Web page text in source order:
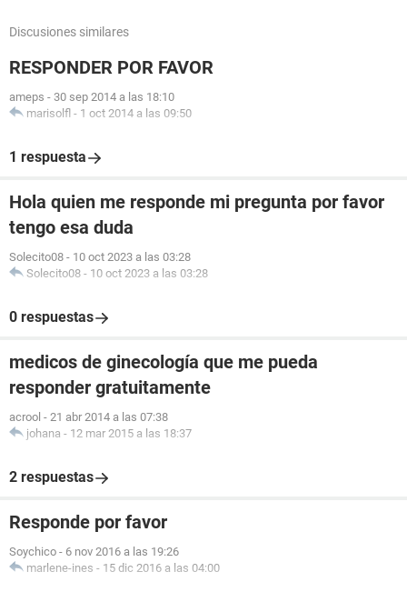
Discusiones similares
RESPONDER POR FAVOR
ameps - 30 sep 2014 a las 18:10
marisolfl - 1 oct 2014 a las 09:50
1 respuesta
Hola quien me responde mi pregunta por favor
tengo esa duda
Solecito08 - 10 oct 2023 a las 03:28
Solecito08 - 10 oct 2023 a las 03:28
0 respuestas
medicos de ginecología que me pueda
responder gratuitamente
acrool - 21 abr 2014 a las 07:38
johana - 12 mar 2015 a las 18:37
2 respuestas
Responde por favor
Soychico - 6 nov 2016 a las 19:26
marlene-ines - 15 dic 2016 a las 04:00